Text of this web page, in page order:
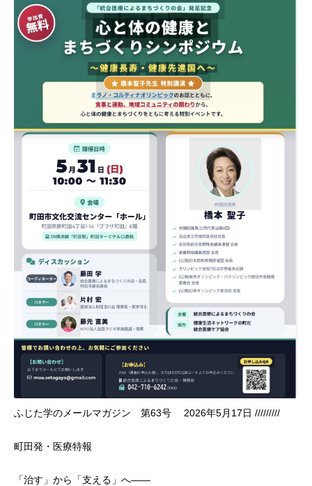
ふじた学のメールマガジン 第63号 2026年5月17日 /////////
町田発・医療特報
「治す」から「支える」へ――